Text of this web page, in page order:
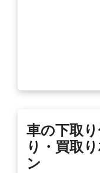
車の下取
り・買取
ン